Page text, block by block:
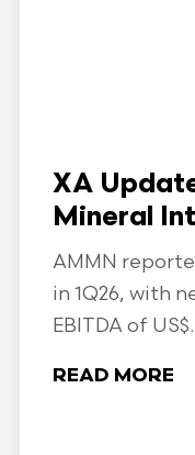
XA
Mineral
AMMN
in 1Q26, with
EBITDA of
READ MORE